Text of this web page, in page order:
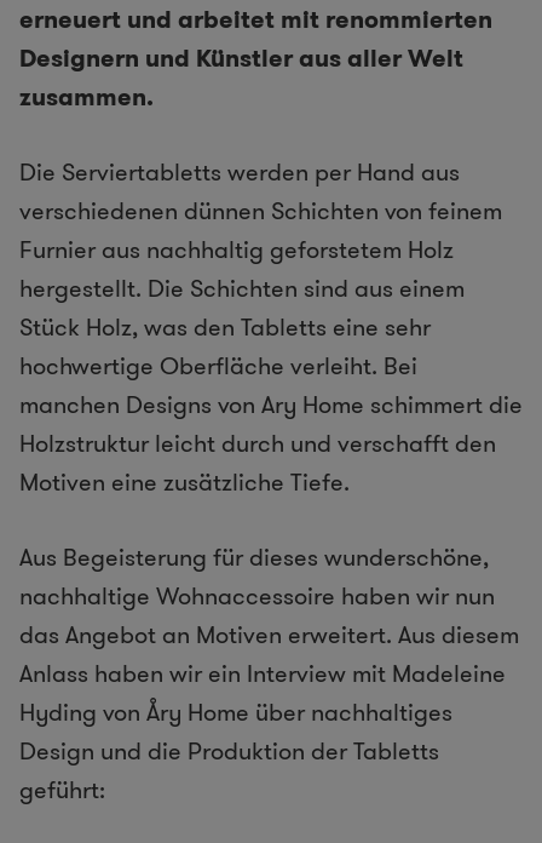
erneuert und arbeitet mit renommierten
Designern und Künstler aus aller Welt
zusammen.
Die Serviertabletts werden per Hand aus
verschiedenen dünnen Schichten von feinem
Furnier aus nachhaltig geforstetem Holz
hergestellt. Die Schichten sind aus einem
Stück Holz, was den Tabletts eine sehr
hochwertige Oberfläche verleiht. Bei
manchen Designs von Ary Home schimmert die
Holzstruktur leicht durch und verschafft den
Motiven eine zusätzliche Tiefe.
Aus Begeisterung für dieses wunderschöne,
nachhaltige Wohnaccessoire haben wir nun
das Angebot an Motiven erweitert. Aus diesem
Anlass haben wir ein Interview mit Madeleine
Hyding von Åry Home über nachhaltiges
Design und die Produktion der Tabletts
geführt: